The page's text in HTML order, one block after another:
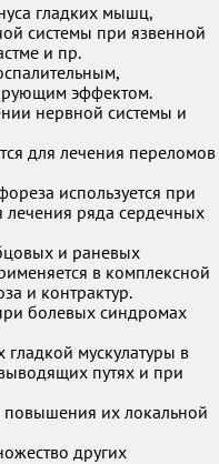
гладких мышц,
системы при язвенной
и пр.
эффектом.
нервной системы и
для лечения переломов
используется при
лечения ряда сердечных
и раневых
в комплексной
и контрактур.
болевых синдромах
мускулатуры в
путях и при
повышения их локальной
других